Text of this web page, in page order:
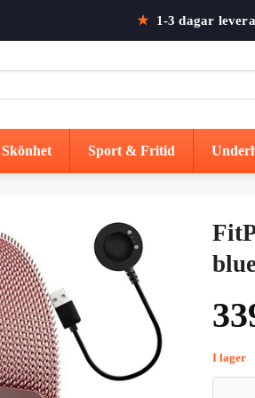
★ 1-3 dagar
Skönhet Sport & Fritid
I lager